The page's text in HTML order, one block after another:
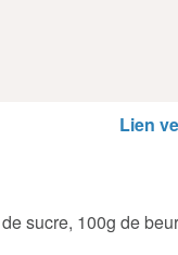
Lien
sucre, 100g de